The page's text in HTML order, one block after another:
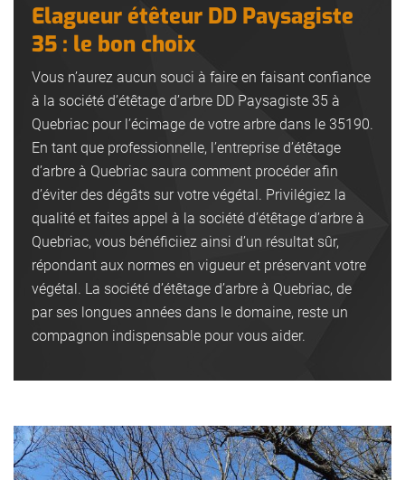
Elagueur étêteur DD Paysagiste
35 : le bon choix
Vous n’aurez aucun souci à faire en faisant confiance
à la société d’étêtage d’arbre DD Paysagiste 35 à
Quebriac pour l’écimage de votre arbre dans le 35190.
En tant que professionnelle, l’entreprise d’étêtage
d’arbre à Quebriac saura comment procéder afin
d’éviter des dégâts sur votre végétal. Privilégiez la
qualité et faites appel à la société d’étêtage d’arbre à
Quebriac, vous bénéficiiez ainsi d’un résultat sûr,
répondant aux normes en vigueur et préservant votre
végétal. La société d’étêtage d’arbre à Quebriac, de
par ses longues années dans le domaine, reste un
compagnon indispensable pour vous aider.